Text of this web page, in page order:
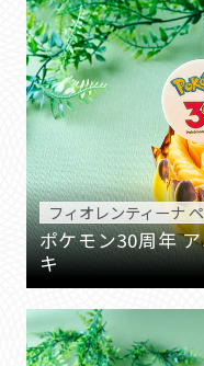
フィオレンティーナ
ポケモン30周年
キ